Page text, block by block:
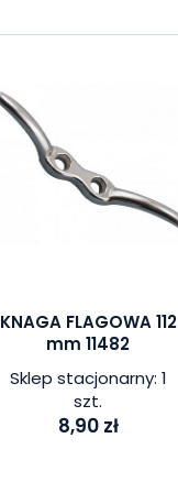
KNAGA FLAGOWA 112
mm 11482
Sklep stacjonarny: 1
szt.
8,90 zł